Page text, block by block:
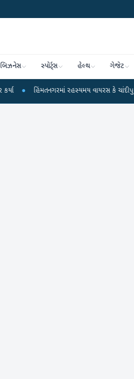
બિઝનેસ સ્પોર્ટ્સ હેલ્થ ગેજેટ
હિંમતનગરમાં રહસ્યમય વાયરસ કે ચાંદીપુરા? 6